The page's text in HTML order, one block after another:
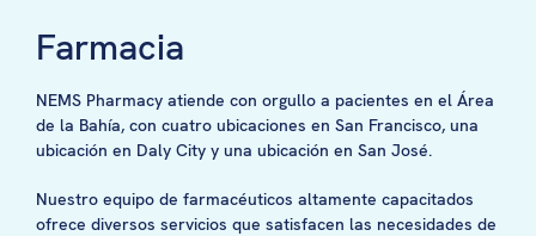
Farmacia
NEMS Pharmacy atiende con orgullo a pacientes en el Área
de la Bahía, con cuatro ubicaciones en San Francisco, una
ubicación en Daly City y una ubicación en San José.
Nuestro equipo de farmacéuticos altamente capacitados
ofrece diversos servicios que satisfacen las necesidades de